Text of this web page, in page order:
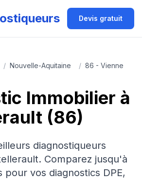
Devis gratuit
/ Nouvelle-Aquitaine / 86 - Vienne
Immobilier à
(86)
diagnostiqueurs
Comparez jusqu'à
pour vos diagnostics DPE,